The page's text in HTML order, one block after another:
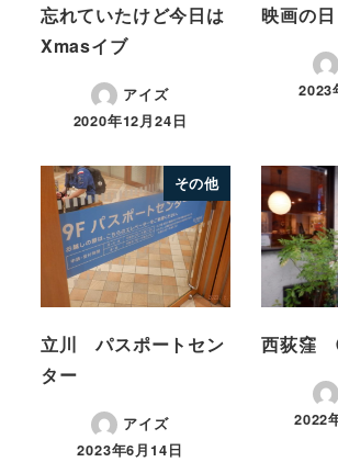
忘れていたけど今日は
Xmasイブ
アイズ
2020年12月24日
映画の日
2023
その他
立川 パスポートセン
ター
アイズ
2023年6月14日
西荻
2022